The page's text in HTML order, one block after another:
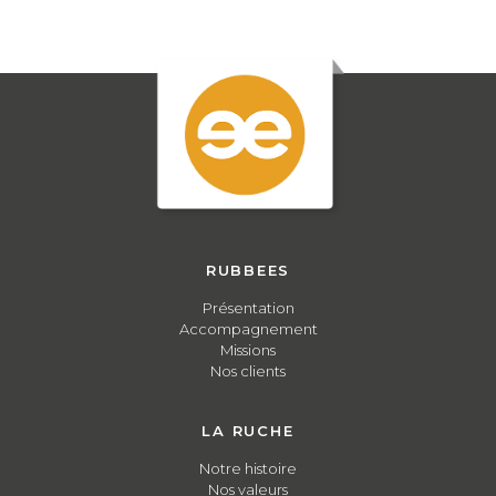
RUBBEES
Présentation
Accompagnement
Missions
Nos clients
LA RUCHE
Notre histoire
Nos valeurs